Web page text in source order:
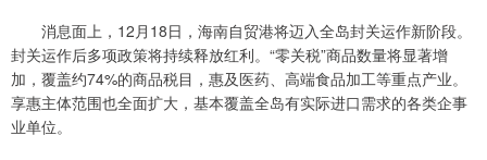
消息面上，12月18日，海南自贸港将迈入全岛封关运作新阶段。
封关运作后多项政策将持续释放红利。“零关税”商品数量将显著增
加，覆盖约74%的商品税目，惠及医药、高端食品加工等重点产业。
享惠主体范围也全面扩大，基本覆盖全岛有实际进口需求的各类企事
业单位。